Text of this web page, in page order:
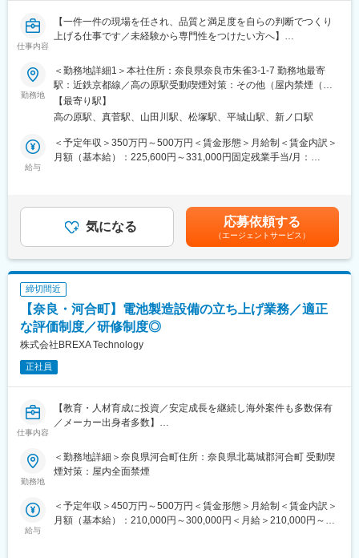
■各種制度
＜評価制度＞
り納得度の高い評価となっています。
＜社会人博士制度＞
在職中の学位取得を支援する制度です。受験料・授業料まで会社
が全額負担し受講期間中、給与、福利厚生が不利になることはあ
■就業環境
■様々な方が活躍しています
・研究開発から営業に異動になり再度研究開発へ携わることを目
的に入社
・分析で活躍していたものの家庭の事情で退職、社会復帰として
当社へ入社
■企業概要
◇当社は業界大手テクノプロの化学・バイオ分野に特化した社内
カンパニーです。民間企業、大学、公的研究機関等に対し人材提
案や受託研究を通して研究開発部門での業務支援を展開していま
す。
◇カーボンニュートラルや医薬品開発などSDGs達成への貢献が高
解決、豊かな社会の実現に貢献しています。
仕事内容
【一件一件の現場を任され、品質と満足度を自らの判断でつくり
上げる仕事です／未経験から専門性をつけたい方へ】
■業務概要：
戸建て・マンションのリフォーム工事における施工管理業務をお
任せします。お客様の理想の住まいを実現するため、現場の中心
となってプロジェクトを推進していただきます。
■業務詳細：
・現場での職人・協力業者への指示出し
・資材・設備の発注業務
・着工前の引継ぎ・打合せ（営業・設計との連携）
・完工後の検査業務（社内・お客様立会い）
■仕事の特徴：
・1案件ごとに裁量を持って現場を動かせるポジション
・お客様と直接関わる機会が多く、感謝を実感できる仕事
・職人、営業、設計と連携しながらチームで進める環境
住まいづくりを起点に、不動産、リフォーム、民泊、保育・介
護、ITまで幅広く事業を展開する楓工務店。「笑顔を創造し続け
にしています。従業員満足度94％、GPTW「働きがいのある会
社」に選出されるなど、働く環境も高評価。スピード感ある行動
変更の範囲：会社の定める業務
勤務地
＜勤務地詳細1＞本社住所：奈良県奈良市朱雀3-1-7 勤務地最寄
駅：近鉄京都線／高の原駅受動喫煙対策：その他（屋内禁煙（屋
内喫煙可能場所あり））＜勤務地詳細2＞橿原支店住所：奈良県橿
原市土橋町190-3 受動喫煙対策：屋内全面禁煙変更の範囲：会社
【最寄り駅】
高の原駅、真菅駅、山田川駅、松塚駅、平城山駅、新ノ口駅
給与
＜予定年収＞350万円～500万円＜賃金形態＞月給制＜賃金内訳＞
月額（基本給）：225,600円～331,000円固定残業手当/月：
給：年2回（6月、12月）■賞与：年2回（7月、12月、初年度は12
月のみ）■その他固定手当：能力給賃金はあくまでも目安の金額で
あり、選考を通じて上下する可能性があります。月給(月額)は固定
手当を含めた表記です。
気になる 応募依頼する
（エージェントサービス）
締切間近
【奈良・河合町】電池製造設備の立ち上げ業務／適正
な評価制度／研修制度◎
株式会社BREXA Technology
正社員
仕事内容
【教育・人材育成に投資／安定成長を継続し海外案件も多数保有
／メーカー出身者多数】
■業務内容：
電池製造設備の立ち上げ業務をお任せ致します。
・電気業務：電気関連の業務を担当します。
・チームとの連携：他の技術者やチームメンバーと連携し、業務
勤務地
＜勤務地詳細＞奈良県河合町住所：奈良県北葛城郡河合町 受動喫
煙対策：屋内全面禁煙
給与
＜予定年収＞450万円～500万円＜賃金形態＞月給制＜賃金内訳＞
月額（基本給）：210,000円～300,000円＜月給＞210,000円～